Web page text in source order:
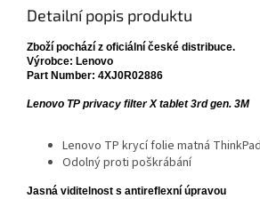
Detailní popis produktu
Zboží pochází z oficiální české distribuce.
Výrobce: Lenovo
Part Number: 4XJ0R02886
Lenovo TP privacy filter X tablet 3rd gen. 3M
Lenovo TP krycí folie matná
Odolný proti poškrábání
Jasná viditelnost s antireflexní úpravou